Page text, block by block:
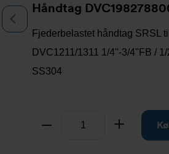
Håndtag
Fjederbelastet håndtag SRSL
DVC1211/1311 1/4''-3/4''FB /
SS304
Tag fra